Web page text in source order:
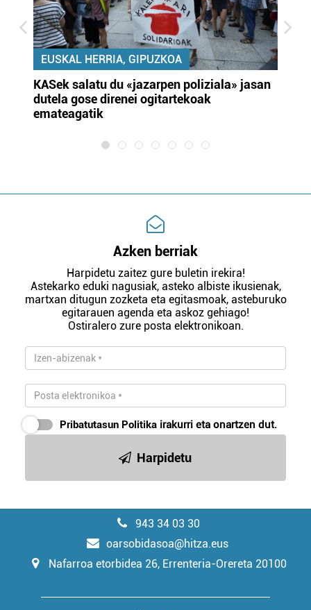
EUSKAL HERRIA, GIPUZKOA
KASek salatu du «jazarpen poliziala» jasan
dutela gose direnei ogitartekoak
emateagatik
Azken berriak
Harpidetu zaitez gure buletin irekira!
Astekarko eduki nagusiak, asteko albiste ikusienak,
martxan ditugun zozketa eta egitasmoak, asteburuko
egitarauen agenda eta askoz gehiago!
Ostiralero zure posta elektronikoan.
Pribatutasun Politika irakurri eta onartzen dut.
Harpidetu
943 34 03 30
oarsobidasoa@hitza.eus
Nafarroa etorbidea 26, Errenteria-Orereta 20100